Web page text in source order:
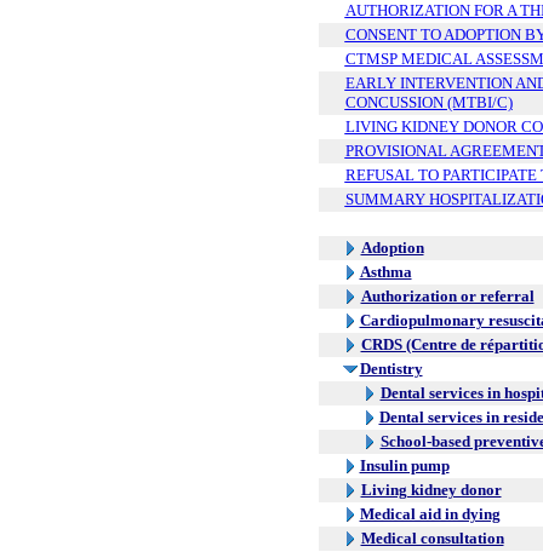
AUTHORIZATION FOR A
CONSENT TO ADOPTION
CTMSP MEDICAL
EARLY INTERVENTION
CONCUSSION (MTBI/C)
LIVING KIDNEY DONOR
PROVISIONAL
REFUSAL TO
SUMMARY
Adoption
Asthma
Authorization or referral
Cardiopulmonary
CRDS (Centre de
Dentistry
Dental services in
Dental services in
School-based
Insulin pump
Living kidney donor
Medical aid in dying
Medical consultation